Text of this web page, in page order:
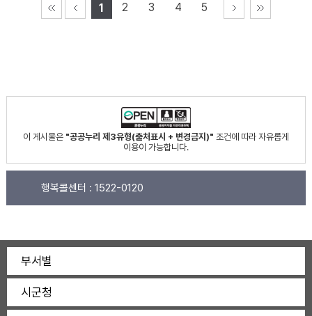
1 2 3 4 5
이 게시물은 "공공누리 제3유형(출처표시 + 변경금지)" 조건에 따라 자유롭게
이용이 가능합니다.
행복콜센터 : 1522-0120
부서별
시군청